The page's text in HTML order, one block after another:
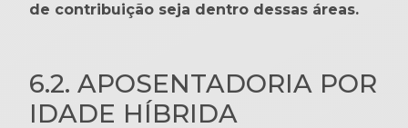
de contribuição seja dentro dessas áreas.
6.2. APOSENTADORIA POR
IDADE HÍBRIDA